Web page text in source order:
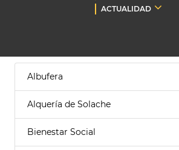
ACTUALIDAD
Albufera
Alquería de Solache
Bienestar Social